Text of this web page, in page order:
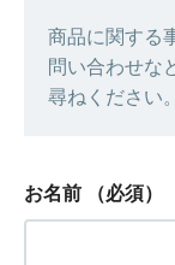
商品に関する
問い合わせな
尋ねください。
お名前 （必須）